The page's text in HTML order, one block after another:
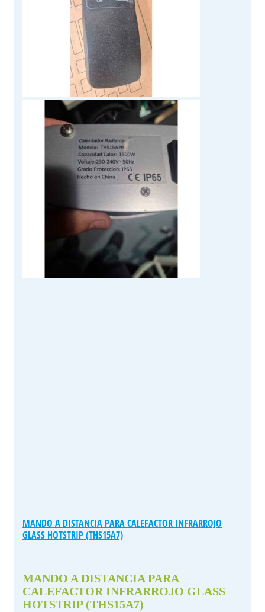
MANDO A DISTANCIA PARA CALEFACTOR INFRARROJO
GLASS HOTSTRIP (THS15A7)
MANDO A DISTANCIA PARA
CALEFACTOR INFRARROJO GLASS
HOTSTRIP (THS15A7)